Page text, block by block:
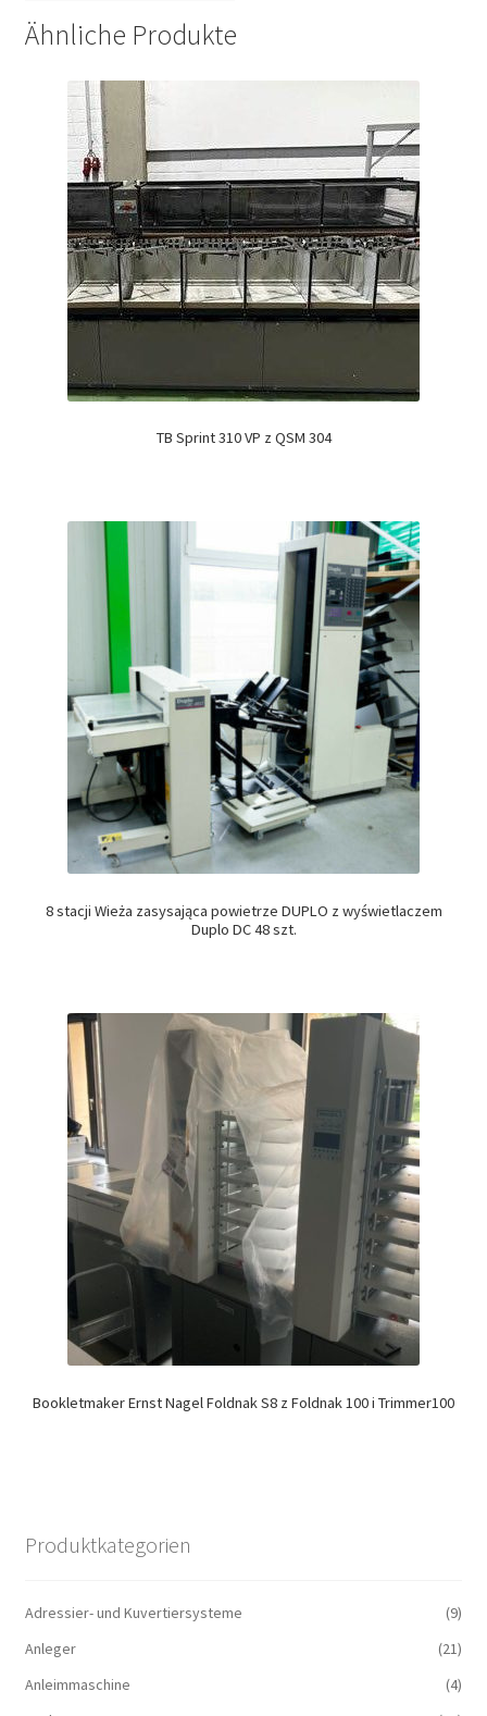
Ähnliche Produkte
TB Sprint 310 VP z QSM 304
8 stacji Wieża zasysająca powietrze DUPLO z wyświetlaczem
Duplo DC 48 szt.
Bookletmaker Ernst Nagel Foldnak S8 z Foldnak 100 i Trimmer100
Produktkategorien
Adressier- und Kuvertiersysteme
(9)
Anleger
(21)
Anleimmaschine
(4)